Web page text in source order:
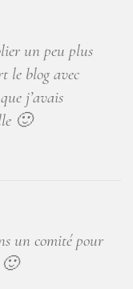
un peu plus
le blog avec
j’avais
🙂
un comité pour
🙂